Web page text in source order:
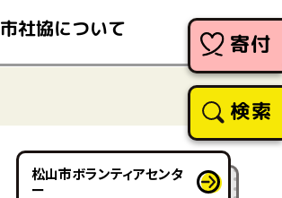
市社協について
寄付
検索
松山市ボランティアセンタ
ー